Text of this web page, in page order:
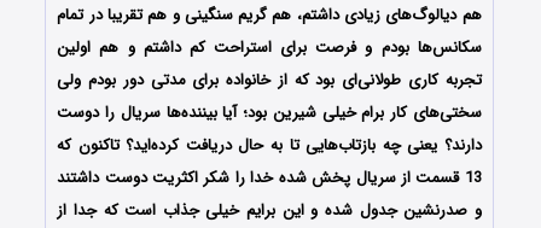
هم دیالوگ‌های زیادی داشتم، هم گریم سنگینی و هم تقریبا در تمام
سکانس‌ها بودم و فرصت برای استراحت کم داشتم و هم اولین
تجربه کاری طولانی‌ای بود که از خانواده برای مدتی دور بودم ولی
سختی‌های کار برام خیلی شیرین بود؛ آیا بیننده‌ها سریال را دوست
دارند؟ یعنی چه بازتاب‌هایی تا به حال دریافت کرده‌اید؟ تاکنون که
13 قسمت از سریال پخش شده خدا را شکر اکثریت دوست داشتند
و صدرنشین جدول شده و این برایم خیلی جذاب است که جدا از